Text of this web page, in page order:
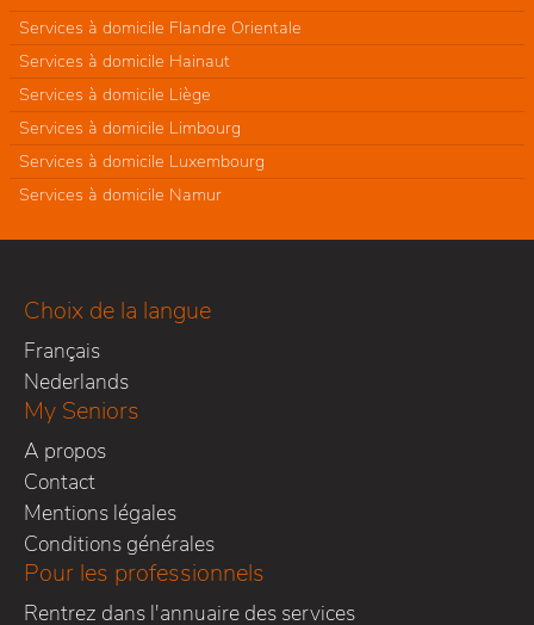
Services à domicile Flandre Orientale
Services à domicile Hainaut
Services à domicile Liège
Services à domicile Limbourg
Services à domicile Luxembourg
Services à domicile Namur
Choix de la langue
Français
Nederlands
My Seniors
A propos
Contact
Mentions légales
Conditions générales
Pour les professionnels
Rentrez dans l'annuaire des services